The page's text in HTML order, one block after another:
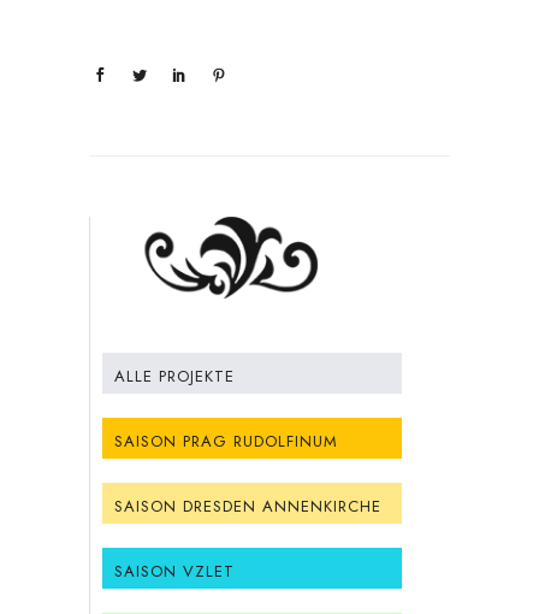
ALLE PROJEKTE
SAISON PRAG RUDOLFINUM
SAISON DRESDEN ANNENKIRCHE
SAISON VZLET